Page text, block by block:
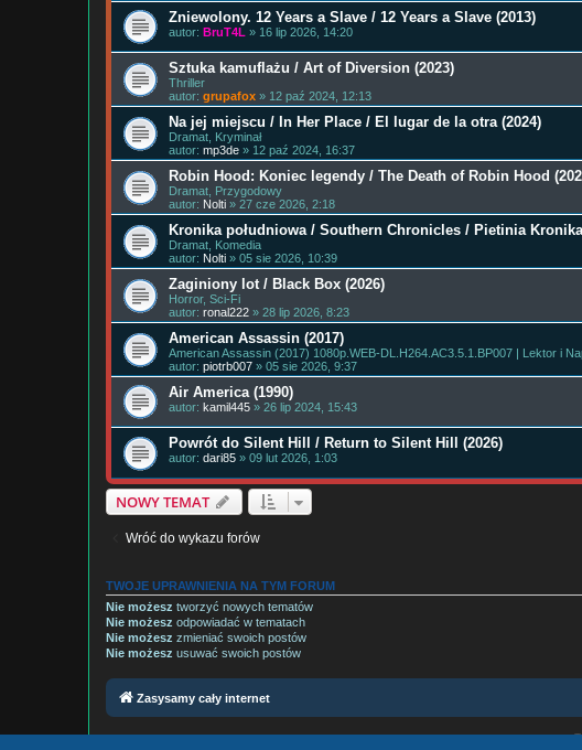
Zniewolony. 12 Years a Slave / 12 Years a Slave (2013)
autor: BruT4L » 16 lip 2026, 14:20
Sztuka kamuflażu / Art of Diversion (2023)
Thriller
autor: grupafox » 12 paź 2024, 12:13
Na jej miejscu / In Her Place / El lugar de la otra (2024)
Dramat, Kryminał
autor: mp3de » 12 paź 2024, 16:37
Robin Hood: Koniec legendy / The Death of Robin Hood
Dramat, Przygodowy
autor: Nolti » 27 cze 2026, 2:18
Kronika południowa / Southern Chronicles / Pietinia
Dramat, Komedia
autor: Nolti » 05 sie 2026, 10:39
Zaginiony lot / Black Box (2026)
Horror, Sci-Fi
autor: ronal222 » 28 lip 2026, 8:23
American Assassin (2017)
American Assassin (2017) 1080p.WEB-DL.H264.AC3.5.1.BP007 | Lektor i
autor: piotrb007 » 05 sie 2026, 9:37
Air America (1990)
autor: kamil445 » 26 lip 2024, 15:43
Powrót do Silent Hill / Return to Silent Hill (2026)
autor: dari85 » 09 lut 2026, 1:03
NOWY TEMAT
Wróć do wykazu forów
TWOJE UPRAWNIENIA NA TYM FORUM
Nie możesz tworzyć nowych tematów
Nie możesz odpowiadać w tematach
Nie możesz zmieniać swoich postów
Nie możesz usuwać swoich postów
Zasysamy cały internet